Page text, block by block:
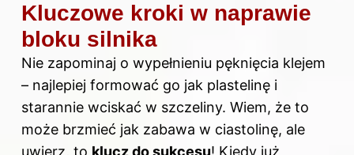
Kluczowe kroki w naprawie
bloku silnika
Nie zapominaj o wypełnieniu pęknięcia klejem
– najlepiej formować go jak plastelinę i
starannie wciskać w szczeliny. Wiem, że to
może brzmieć jak zabawa w ciastolinę, ale